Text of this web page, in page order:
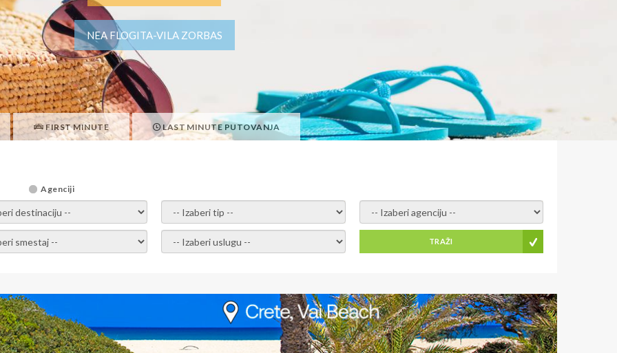
NEA FLOGITA-VILA ZORBAS
FIRST MINUTE LAST MINUTE PUTOVANJA
Agenciji
destinaciju - - izaberi tip - - izaberi agenciju -
smestaj - - Izaberite uslugu - TRAŽI